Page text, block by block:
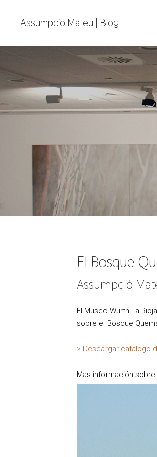
Assumpcio Mateu | Blog
El Bosque
Assumpció
El Museo Würth La
sobre el Bosque
> Descargar catálogo
Mas información sobre